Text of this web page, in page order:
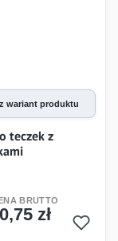
wariant produktu
teczek z
Cena
0,75 zł